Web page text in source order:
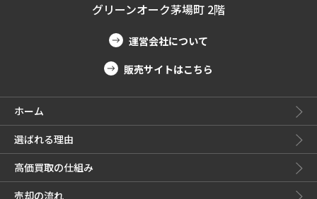
グリーンオーク茅場町 2階
運営会社について
販売サイトはこちら
ホーム
選ばれる理由
高価買取の仕組み
売却の流れ